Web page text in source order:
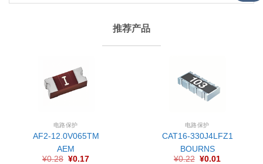
推荐产品
电路保护
AF2-12.0V065TM
AEM
¥0.28 ¥0.17
电路保护
CAT16-330J4LFZ1
BOURNS
¥0.22 ¥0.01